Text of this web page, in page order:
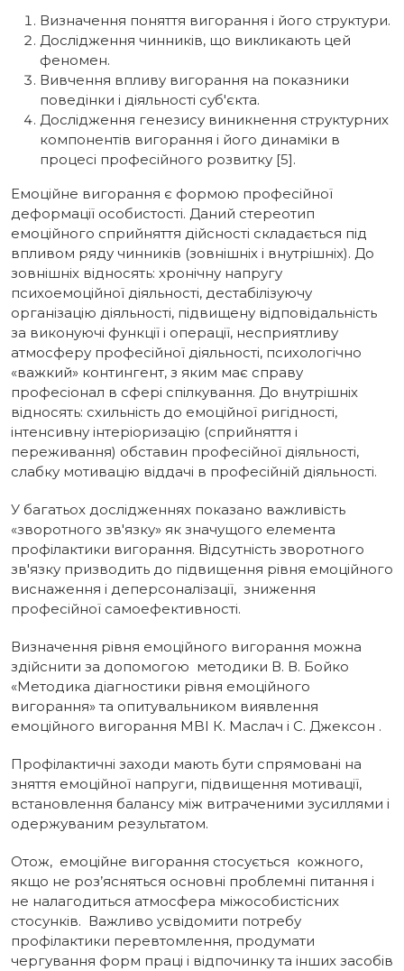
Визначення поняття вигорання і його структури.
Дослідження чинників, що викликають цей
феномен.
Вивчення впливу вигорання на показники
поведінки і діяльності суб'єкта.
Дослідження генезису виникнення структурних
компонентів вигорання і його динаміки в
процесі професійного розвитку [5].
Емоційне вигорання є формою професійної
деформації особистості. Даний стереотип
емоційного сприйняття дійсності складається під
впливом ряду чинників (зовнішніх і внутрішніх). До
зовнішніх відносять: хронічну напругу
психоемоційної діяльності, дестабілізуючу
організацію діяльності, підвищену відповідальність
за виконуючі функції і операції, несприятливу
атмосферу професійної діяльності, психологічно
«важкий» контингент, з яким має справу
професіонал в сфері спілкування. До внутрішніх
відносять: схильність до емоційної ригідності,
інтенсивну інтеріоризацію (сприйняття і
переживання) обставин професійної діяльності,
слабку мотивацію віддачі в професійній діяльності.
У багатьох дослідженнях показано важливість
«зворотного зв'язку» як значущого елемента
профілактики вигорання. Відсутність зворотного
зв'язку призводить до підвищення рівня емоційного
виснаження і деперсоналізації, зниження
професійної самоефективності.
Визначення рівня емоційного вигорання можна
здійснити за допомогою методики В. В. Бойко
«Методика діагностики рівня емоційного
вигорання» та опитувальником виявлення
емоційного вигорання MBI К. Маслач і С. Джексон .
Профілактичні заходи мають бути спрямовані на
зняття емоційної напруги, підвищення мотивації,
встановлення балансу між витраченими зусиллями і
одержуваним результатом.
Отож, емоційне вигорання стосується кожного,
якщо не роз’ясняться основні проблемні питання і
не налагодиться атмосфера міжособистісних
стосунків. Важливо усвідомити потребу
профілактики перевтомлення, продумати
чергування форм праці і відпочинку та інших засобів